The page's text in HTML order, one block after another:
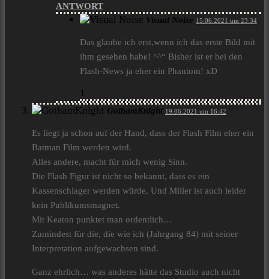
ANTWORT
Visual Noise 15.06.2021 um 23:34
Das glaube ich erst,wenn ich das erste Bild mit
ihm gesehen habe! ^^“ Bisher ist er bei den
Flash-News ja eher ein Phantom! xD
1
GothamKnight 19.06.2021 um 16:42
Es liegt ja schon auf der Hand, dass der Flash Film eher ein
Batman Film werden wird.
Alles andere, macht für mich wenig Sinn.
Die Flash Figur ist nicht so bekannt, dass es ein
Kassenschlager werden würde. Und Miller ist auch leider
kein Publikumsmagnet.
Mit Keaton punktet man ordentlich…
Zumindest für die, die wie ich (Jahrgang 84) mit seiner
Interpretation aufgewachsen sind.
Ganz ehrlich… was anderes hätte das Studio auch nicht